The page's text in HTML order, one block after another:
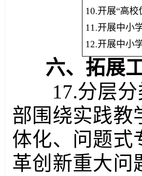
10.开展“高
11.开展中小
12.开展中小
六、拓展
17.分层
部围绕实践教
体化、问题式
革创新重大问